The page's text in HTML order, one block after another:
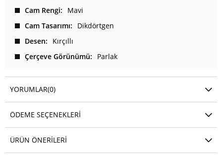
Cam Rengi
Mavi
Cam Tasarımı
Dikdörtgen
Desen
Kırçıllı
Çerçeve Görünümü
Parlak
YORUMLAR(0)
ÖDEME SEÇENEKLERI
ÜRÜN ÖNERILERI